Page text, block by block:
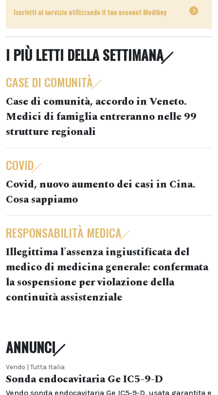
Iscriviti al servizio utilizzando il tuo account Medikey
I PIÙ LETTI DELLA SETTIMANA
CASE DI COMUNITÀ
Case di comunità, accordo in Veneto.
Medici di famiglia entreranno nelle 99
strutture regionali
COVID
Covid, nuovo aumento dei casi in Cina.
Cosa sappiamo
RESPONSABILITÀ MEDICA
Illegittima l'assenza ingiustificata del
medico di medicina generale: confermata
la sospensione per violazione della
continuità assistenziale
ANNUNCI
Vendo | Tutta Italia
Sonda endocavitaria Ge IC5-9-D
Vendo sonda endocavitaria Ge IC5-9-D, usata garantita e